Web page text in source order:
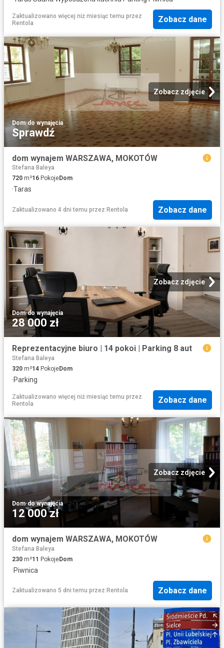
Zaktualizowano więcej niż miesiąc temu przez
Rentola
Zobacz dane
Zobacz zdjęcie
Dom·do wynajęcia
Sprawdź
dom wynajem WARSZAWA, MOKOTÓW
Stefana Baleya
720 m²16 PokojeDom
·Taras
Zaktualizowano 4 dni temu przez Rentola Zobacz dane
Zobacz zdjęcie
Dom·do wynajęcia
28 000 zł
Reprezentacyjne biuro | 14 pokoi | Parking 8 aut
Stefana Baleya
320 m²14 PokojeDom
·Parking
Zaktualizowano więcej niż miesiąc temu przez
Rentola
Zobacz dane
Zobacz zdjęcie
Dom·do wynajęcia
12 000 zł
dom wynajem WARSZAWA, MOKOTÓW
Stefana Baleya
230 m²11 PokojeDom
·Piwnica
Zaktualizowano 5 dni temu przez Rentola Zobacz dane